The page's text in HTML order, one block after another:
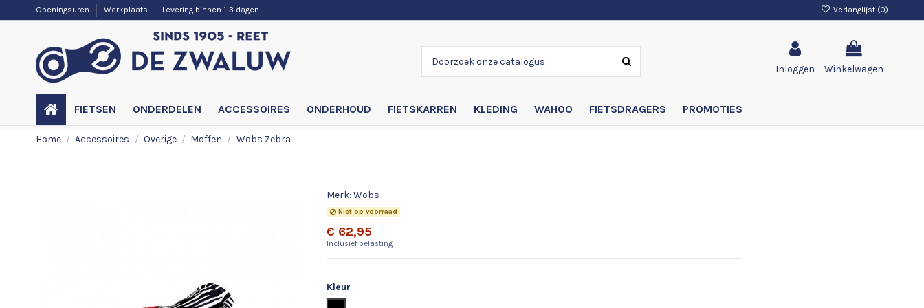
Openingsuren Werkplaats Levering binnen 1-3 dagen Verlanglijst (0)
Inloggen Winkelwagen
FIETSEN ONDERDELEN ACCESSOIRES ONDERHOUD FIETSKARREN KLEDING WAHOO FIETSDRAGERS PROMOTIES
Home Accessoires Overige Moffen Wobs Zebra
Merk: Wobs
Niet op voorraad
€ 62,95
Inclusief belasting
Kleur